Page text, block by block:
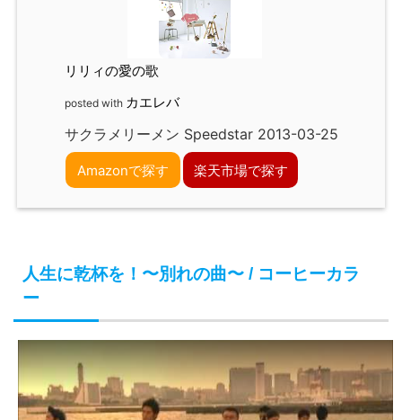
リリィの愛の歌
posted with カエレバ
サクラメリーメン Speedstar 2013-03-25
Amazonで探す 楽天市場で探す
人生に乾杯を！〜別れの曲〜 / コーヒーカラ
ー